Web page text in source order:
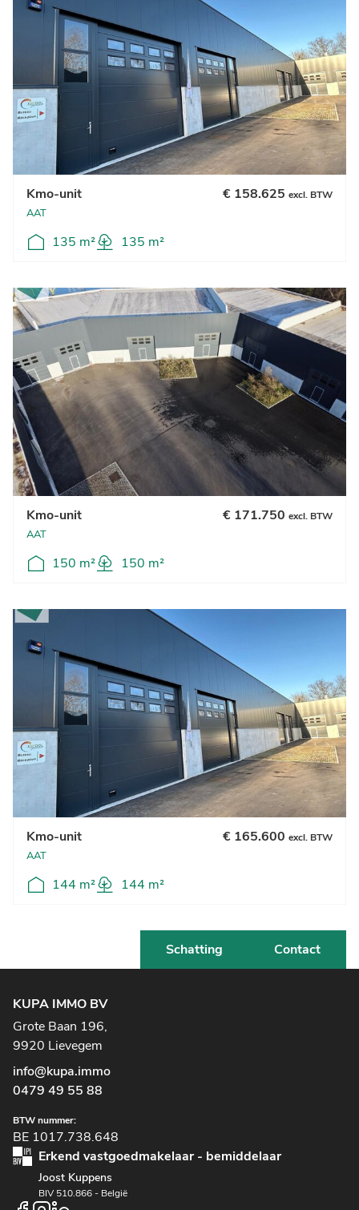
Kmo-unit € 158.625 excl. BTW
AAT
135 m² 135 m²
Kmo-unit € 171.750 excl. BTW
AAT
150 m² 150 m²
Kmo-unit € 165.600 excl. BTW
AAT
144 m² 144 m²
Schatting Contact
KUPA IMMO BV
Grote Baan 196,
9920 Lievegem
info@kupa.immo
0479 49 55 88
BTW nummer:
BE 1017.738.648
Erkend vastgoedmakelaar - bemiddelaar
Joost Kuppens
BIV 510.866 - België